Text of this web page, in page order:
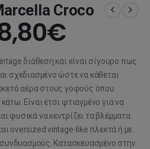
Croco
€Η
τιμή
είναι:
διάθεση και είναι σίγουρο πως
σχεδιασμένο ώστε να κάθεται
αέρα στους γοφούς όπου
Είναι έτσι φτιαγμένο για να
φυσικά να κεντρίζει τα βλέμματα.
oversized vintage-like πλεκτά ή με
Κατασκευασμένο στην